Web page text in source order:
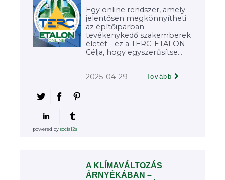
Egy online rendszer, amely
jelentősen megkönnyítheti
az építőiparban
tevékenykedő szakemberek
életét - ez a TERC-ETALON.
Célja, hogy egyszerűsítse...
2025-04-29 Tovább
powered bysocial2s
A KLÍMAVÁLTOZÁS
ÁRNYÉKÁBAN –